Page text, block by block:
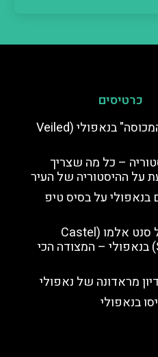
כרטיסים
פסל "ישו המכוסה" בנאפולי (Veiled
– כל מה שצריך
על ההיסטוריה של העיר
בנאפולי על בסיס טיפ
טירת קסטל סנט אלמו (Castel
Sant'Elmo) בנאפולי – המצודה הכי
מראדונה של נאפולי
בנאפולי